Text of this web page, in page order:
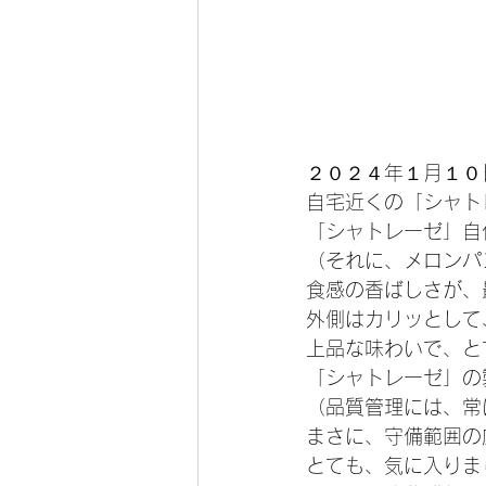
２０２４年１月１
自宅近くの「シャ
「シャトレーゼ」
（それに、メロン
食感の香ばしさが
外側はカリッとし
上品な味わいで、
「シャトレーゼ」
（品質管理には、
まさに、守備範囲
とても、気に入り